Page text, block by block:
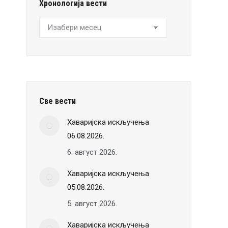
Хронологија вести
Хронологија
вести
Све вести
Хаваријска искључења
06.08.2026.
6. август 2026.
Хаваријска искључења
05.08.2026.
5. август 2026.
Хаваријска искључења